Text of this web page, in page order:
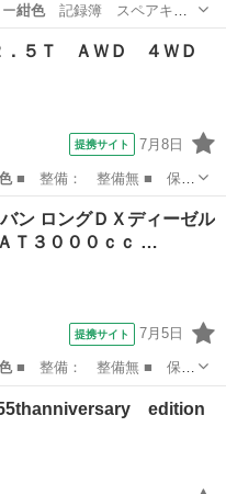
紺色記録簿 スペアキ
．５Ｔ ＡＷＤ ４ＷＤ
提携サイト 7月8日
■ 整備： 整備無 ■ 保
ン ロングＤＸディーゼル
Ｔ３０００ｃｃ …
提携サイト 7月5日
■ 整備： 整備無 ■ 保
55thanniversary edition